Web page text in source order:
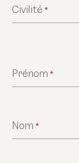
Civilité *
Prénom *
Nom *